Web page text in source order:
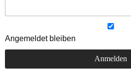
Angemeldet bleiben